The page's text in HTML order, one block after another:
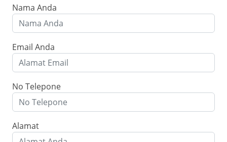
Nama Anda
Email Anda
No Telepone
Alamat